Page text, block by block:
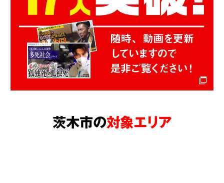
茨木市の対象エリア